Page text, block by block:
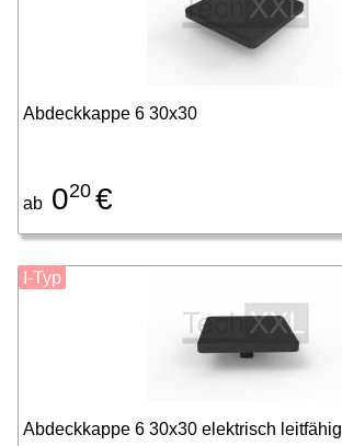
Abdeckkappe 6 30x30
ab 020 €
Abdeckkappe 6 30x30 elektrisch leitfähig
I-Typ